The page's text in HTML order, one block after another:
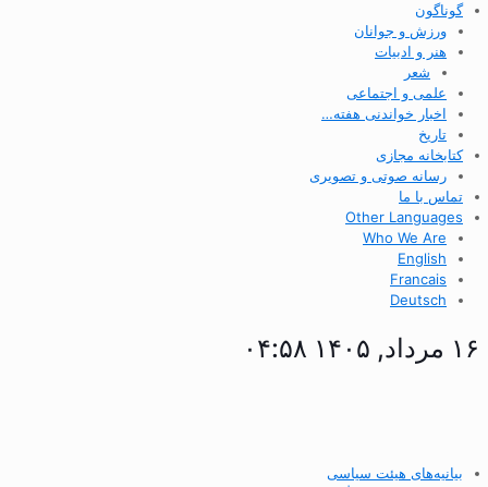
گوناگون
ورزش و جوانان
هنر و ادبیات
شعر
علمی و اجتماعی
اخبار خواندنی هفته…
تاریخ
کتابخانه مجازی
رسانه صوتی و تصویری
تماس با ما
Other Languages
Who We Are
English
Francais
Deutsch
۱۶ مرداد, ۱۴۰۵ ۰۴:۵۸
بیانیه‌های هیئت سیاسی